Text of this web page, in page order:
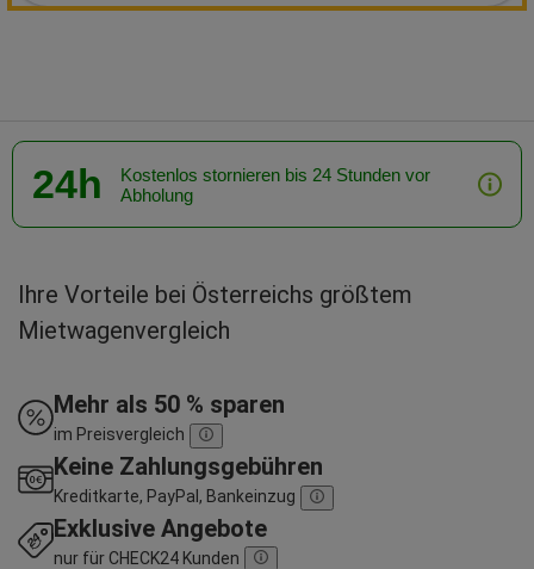
24h
Kostenlos stornieren bis 24 Stunden vor
Abholung
Ihre Vorteile bei Österreichs größtem
Mietwagenvergleich
Mehr als 50 % sparen
im Preisvergleich
Keine Zahlungsgebühren
Kreditkarte, PayPal, Bankeinzug
Exklusive Angebote
nur für CHECK24 Kunden